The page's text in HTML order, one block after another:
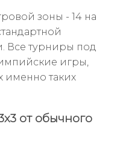
зоны - 14 на
Все турниры под
игры,
именно таких
от обычного